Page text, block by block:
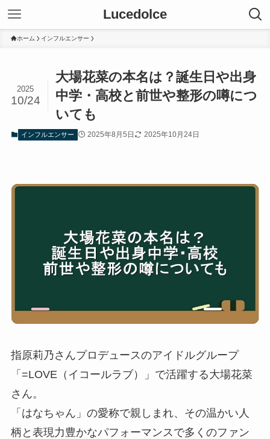
Lucedolce
ホーム インフルエンサー
大場花菜の本名は？誕生日や出身
中学・高校と前世や整形の噂につ
いても
2025
10/24
インフルエンサー 2025年8月5日 2025年10月24日
指原莉乃さんプロデュースのアイドルグループ
「=LOVE（イコールラブ）」で活躍する大場花菜
さん。
「はなちゃん」の愛称で親しまれ、その温かい人
柄と表現力豊かなパフォーマンスで多くのファン